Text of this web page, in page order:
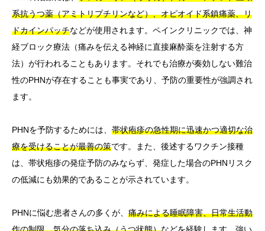
系抗うつ薬（アミトリプチリンなど）、オピオイド系鎮痛薬、リ
ドカインパッチなどが使用されます。ペインクリニックでは、神
経ブロック療法（痛みを伝える神経に直接麻酔薬を注射する方
法）が行われることもあります。それでも治療が奏効しない難治
性のPHNが存在することも事実であり、予防の重要性が強調され
ます。
PHNを予防するためには、 帯状疱疹の急性期に迅速かつ適切な治
療を受けることが最善の策です。また、後述するワクチン接種
は、帯状疱疹の発症予防のみならず、発症した場合のPHNリスク
の低減にも効果的であることが示されています。
PHNに悩む患者さんの多くが、 痛みによる睡眠障害、日常生活動
作の制限、気分の落ち込み（うつ状態）などを経験します。強い